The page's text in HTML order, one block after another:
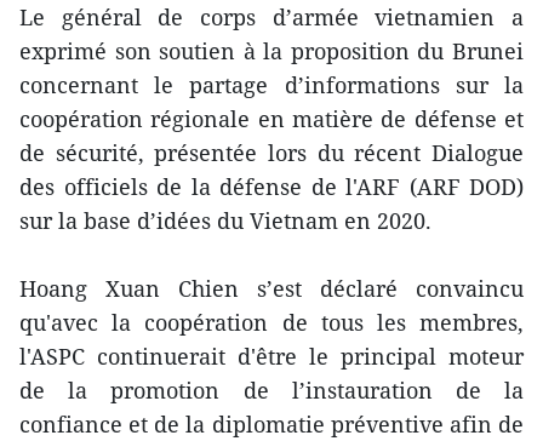
Le général de corps d’armée vietnamien a
exprimé son soutien à la proposition du Brunei
concernant le partage d’informations sur la
coopération régionale en matière de défense et
de sécurité, présentée lors du récent Dialogue
des officiels de la défense de l'ARF (ARF DOD)
sur la base d’idées du Vietnam en 2020.
Hoang Xuan Chien s’est déclaré convaincu
qu'avec la coopération de tous les membres,
l'ASPC continuerait d'être le principal moteur
de la promotion de l’instauration de la
confiance et de la diplomatie préventive afin de